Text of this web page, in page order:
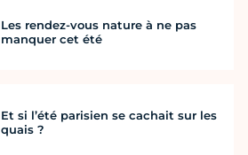
Les rendez-vous nature à ne pas
manquer cet été
Et si l’été parisien se cachait sur les
quais ?